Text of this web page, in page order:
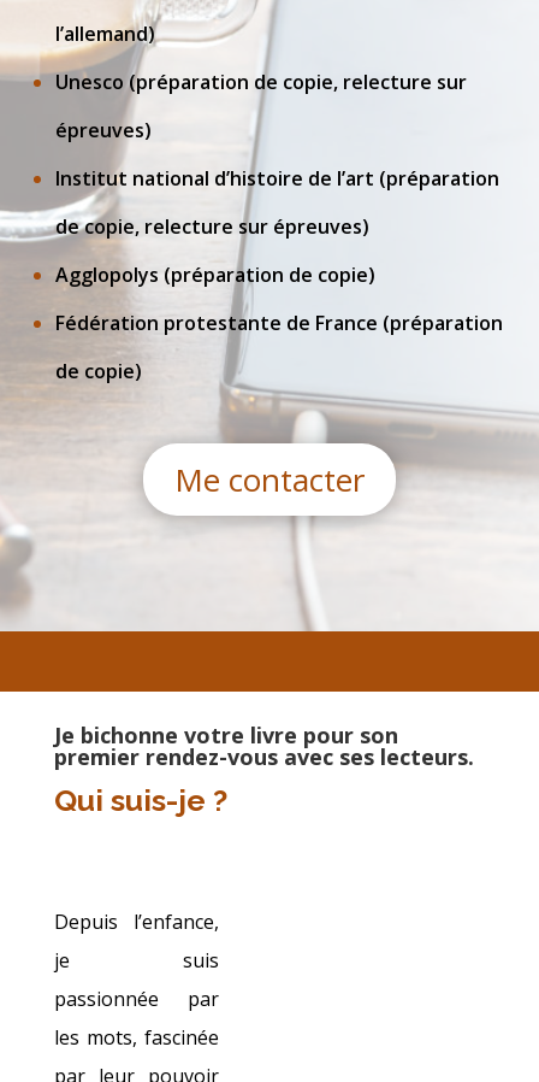
l’allemand)
Unesco (préparation de copie, relecture sur
épreuves)
Institut national d’histoire de l’art (préparation
de copie, relecture sur épreuves)
Agglopolys (préparation de copie)
Fédération protestante de France (préparation
de copie)
Me contacter
Je bichonne votre livre pour son
premier rendez-vous avec ses lecteurs.
Qui suis-je ?
Depuis l’enfance,
je suis
passionnée par
les mots, fascinée
par leur pouvoir